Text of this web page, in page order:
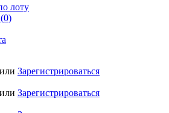
лоту
(0)
или Зарегистрироваться
или Зарегистрироваться